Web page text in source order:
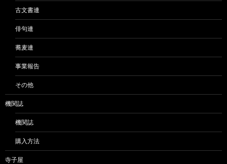
古文書連
俳句連
蕎麦連
事業報告
その他
機関誌
機関誌
購入方法
寺子屋